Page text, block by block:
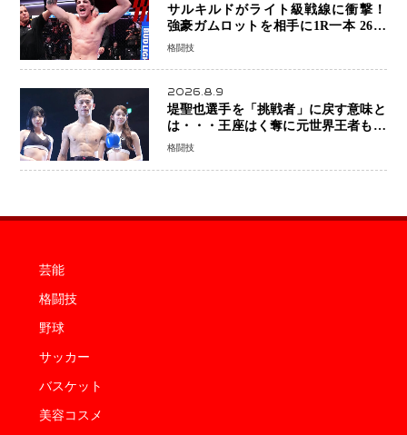
サルキルドがライト級戦線に衝撃！
強豪ガムロットを相手に1R一本 26歳
の豪州の新星が「トップ戦線」へ名乗
格闘技
2026.8.9
堤聖也選手を「挑戦者」に戻す意味と
は・・・王座はく奪に元世界王者も疑
問符 見たいのは井上拓真選手、那須
格闘技
芸能
格闘技
野球
サッカー
バスケット
美容コスメ